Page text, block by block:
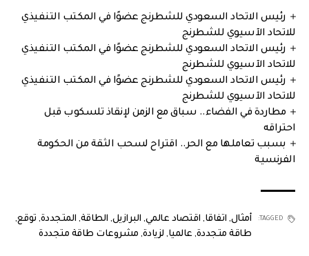
رئيس الاتحاد السعودي للشطرنج عضوًا في المكتب التنفيذي
للاتحاد الآسيوي للشطرنج
رئيس الاتحاد السعودي للشطرنج عضوًا في المكتب التنفيذي
للاتحاد الآسيوي للشطرنج
رئيس الاتحاد السعودي للشطرنج عضوًا في المكتب التنفيذي
للاتحاد الآسيوي للشطرنج
مطاردة في الفضاء.. سباق مع الزمن لإنقاذ تلسكوب قبل
احتراقه
بسبب تعاملها مع الحر.. اقتراح لسحب الثقة من الحكومة
الفرنسية
TAGGED: أمثال, اتفاقا, اقتصاد عالمي, البرازيل, الطاقة, المتجددة, توقع,
طاقة متجددة, عالميا, لزيادة, مشروعات طاقة متجددة